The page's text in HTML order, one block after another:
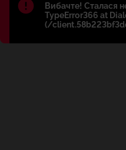
Błąd:
Вибачте! Сталася
TypeError366 at
(/